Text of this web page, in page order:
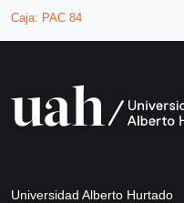
Caja: PAC 84
Universidad Alberto Hurtado